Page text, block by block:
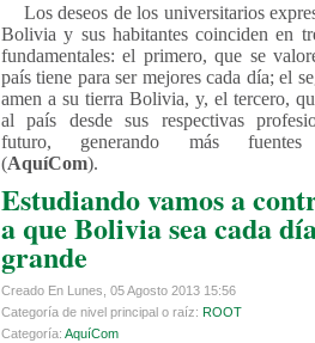
Los deseos de los universitarios
Bolivia y sus habitantes coinciden en
fundamentales: el primero, que se
país tiene para ser mejores cada día; el
amen a su tierra Bolivia, y, el tercero,
al país desde sus respectivas
futuro, generando más fuentes
(AquíCom).
Estudiando vamos a
a que Bolivia sea cada
grande
Creado En Lunes, 05 Agosto 2013 15:56
Categoría de nivel principal o raíz: ROOT
Categoría: AquíCom